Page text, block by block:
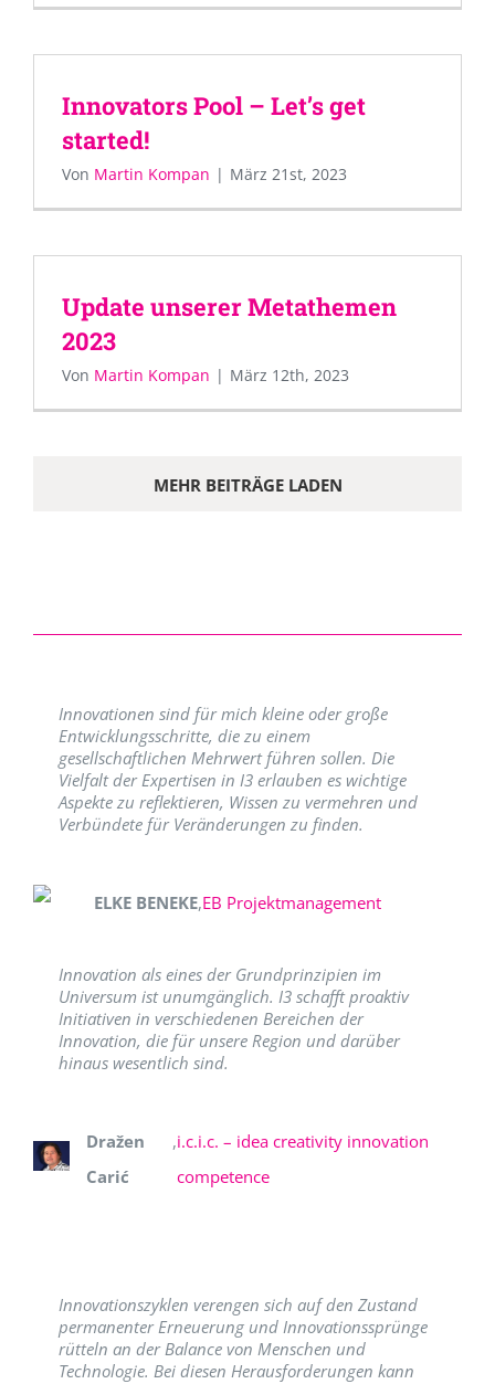
Innovators Pool – Let’s get
started!
Von Martin Kompan | März 21st, 2023
Update unserer Metathemen
2023
Von Martin Kompan | März 12th, 2023
MEHR BEITRÄGE LADEN
Innovationen sind für mich kleine oder große
Entwicklungsschritte, die zu einem
gesellschaftlichen Mehrwert führen sollen. Die
Vielfalt der Expertisen in I3 erlauben es wichtige
Aspekte zu reflektieren, Wissen zu vermehren und
Verbündete für Veränderungen zu finden.
ELKE BENEKE,EB Projektmanagement
Innovation als eines der Grundprinzipien im
Universum ist unumgänglich. I3 schafft proaktiv
Initiativen in verschiedenen Bereichen der
Innovation, die für unsere Region und darüber
hinaus wesentlich sind.
Dražen
Carić
,i.c.i.c. – idea creativity innovation
competence
Innovationszyklen verengen sich auf den Zustand
permanenter Erneuerung und Innovationssprünge
rütteln an der Balance von Menschen und
Technologie. Bei diesen Herausforderungen kann